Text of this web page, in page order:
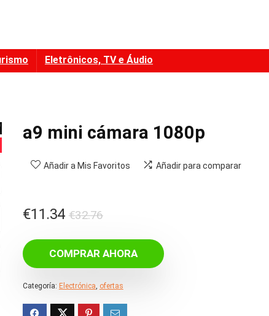
Eletrônicos, TV e Áudio
a9 mini cámara 1080p
Añadir a Mis Favoritos Añadir para comparar
€32.76El
original
era:
€32.76.
€11.34
El
actual
es:
€11.34.
COMPRAR AHORA
Categoría: Electrónica, ofertas